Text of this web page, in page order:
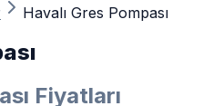
Havalı Gres Pompası
Fiyatları